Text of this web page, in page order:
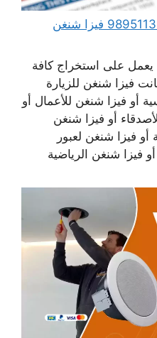
مكتب استخراج فيزا شنغن 98951133 فيزا شنغن
يعمل على استخراج كافة
فيزا شنغن للزيارة
أو فيزا شنغن للأعمال أو
أو فيزا شنغن
أو فيزا شنغن لعبور
فيزا شنغن الرياضية